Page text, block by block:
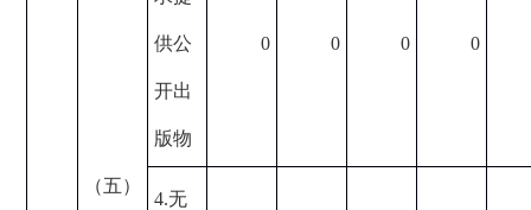
（五）
供公
开出
版物
0 0 0 0
4.无